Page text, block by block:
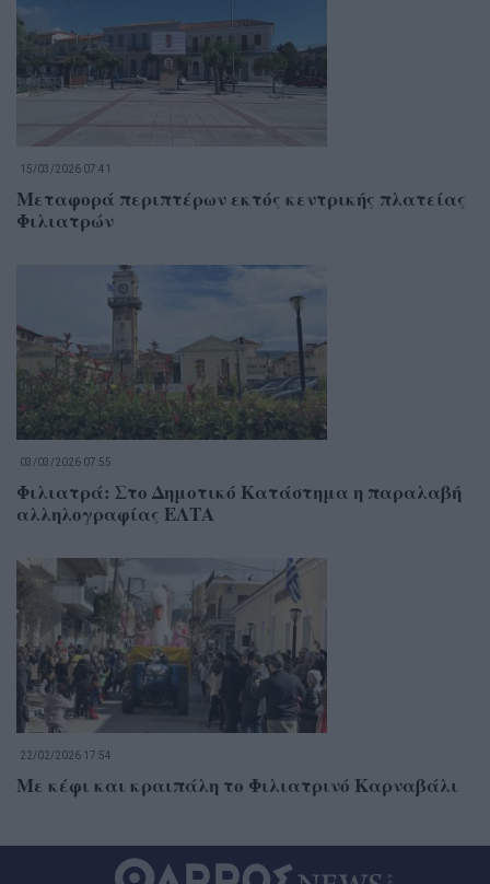
15/03/2026 07:41
Μεταφορά περιπτέρων εκτός κεντρικής πλατείας
Φιλιατρών
03/03/2026 07:55
Φιλιατρά: Στο Δημοτικό Κατάστημα η παραλαβή
αλληλογραφίας ΕΛΤΑ
22/02/2026 17:54
Με κέφι και κραιπάλη το Φιλιατρινό Καρναβάλι